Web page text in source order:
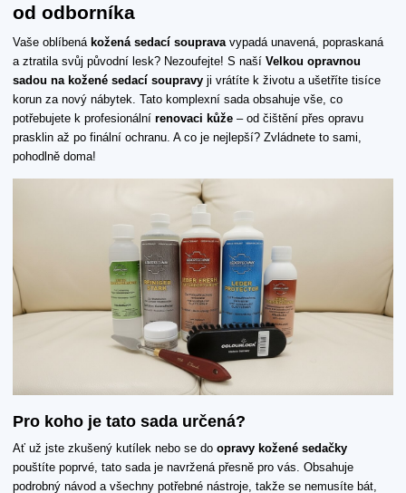
od odborníka
Vaše oblíbená kožená sedací souprava vypadá unavená, popraskaná
a ztratila svůj původní lesk? Nezoufejte! S naší Velkou opravnou
sadou na kožené sedací soupravy ji vrátíte k životu a ušetříte tisíce
korun za nový nábytek. Tato komplexní sada obsahuje vše, co
potřebujete k profesionální renovaci kůže – od čištění přes opravu
prasklin až po finální ochranu. A co je nejlepší? Zvládnete to sami,
pohodlně doma!
Pro koho je tato sada určená?
Ať už jste zkušený kutílek nebo se do opravy kožené sedačky
pouštíte poprvé, tato sada je navržená přesně pro vás. Obsahuje
podrobný návod a všechny potřebné nástroje, takže se nemusíte bát,